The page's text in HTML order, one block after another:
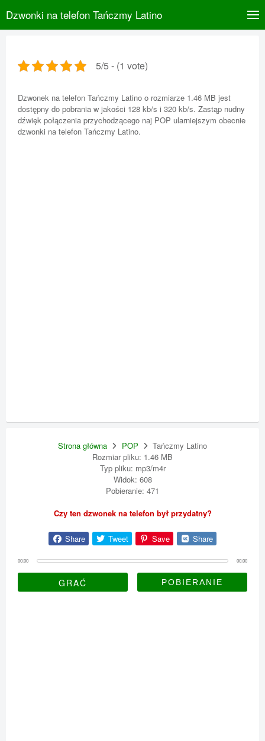
Dzwonki na telefon Tańczmy Latino
5/5 - (1 vote)
Dzwonek na telefon Tańczmy Latino o rozmiarze 1.46 MB jest
dostępny do pobrania w jakości 128 kb/s i 320 kb/s. Zastąp nudny
dźwięk połączenia przychodzącego naj POP ularniejszym obecnie
dzwonki na telefon Tańczmy Latino.
Strona główna POP
Tańczmy Latino
Rozmiar pliku: 1.46 MB
Typ pliku: mp3/m4r
Widok: 608
Pobieranie: 471
Czy ten dzwonek na telefon był przydatny?
Share Tweet Save Share
00:00 00:00
GRAĆ